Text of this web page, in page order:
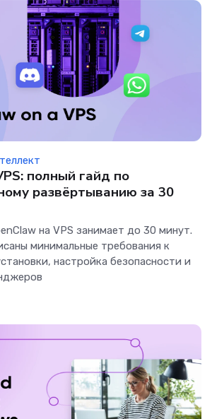
полный гайд по
развёртыванию за 30
на VPS занимает до 30 минут.
минимальные требования к
настройка безопасности и